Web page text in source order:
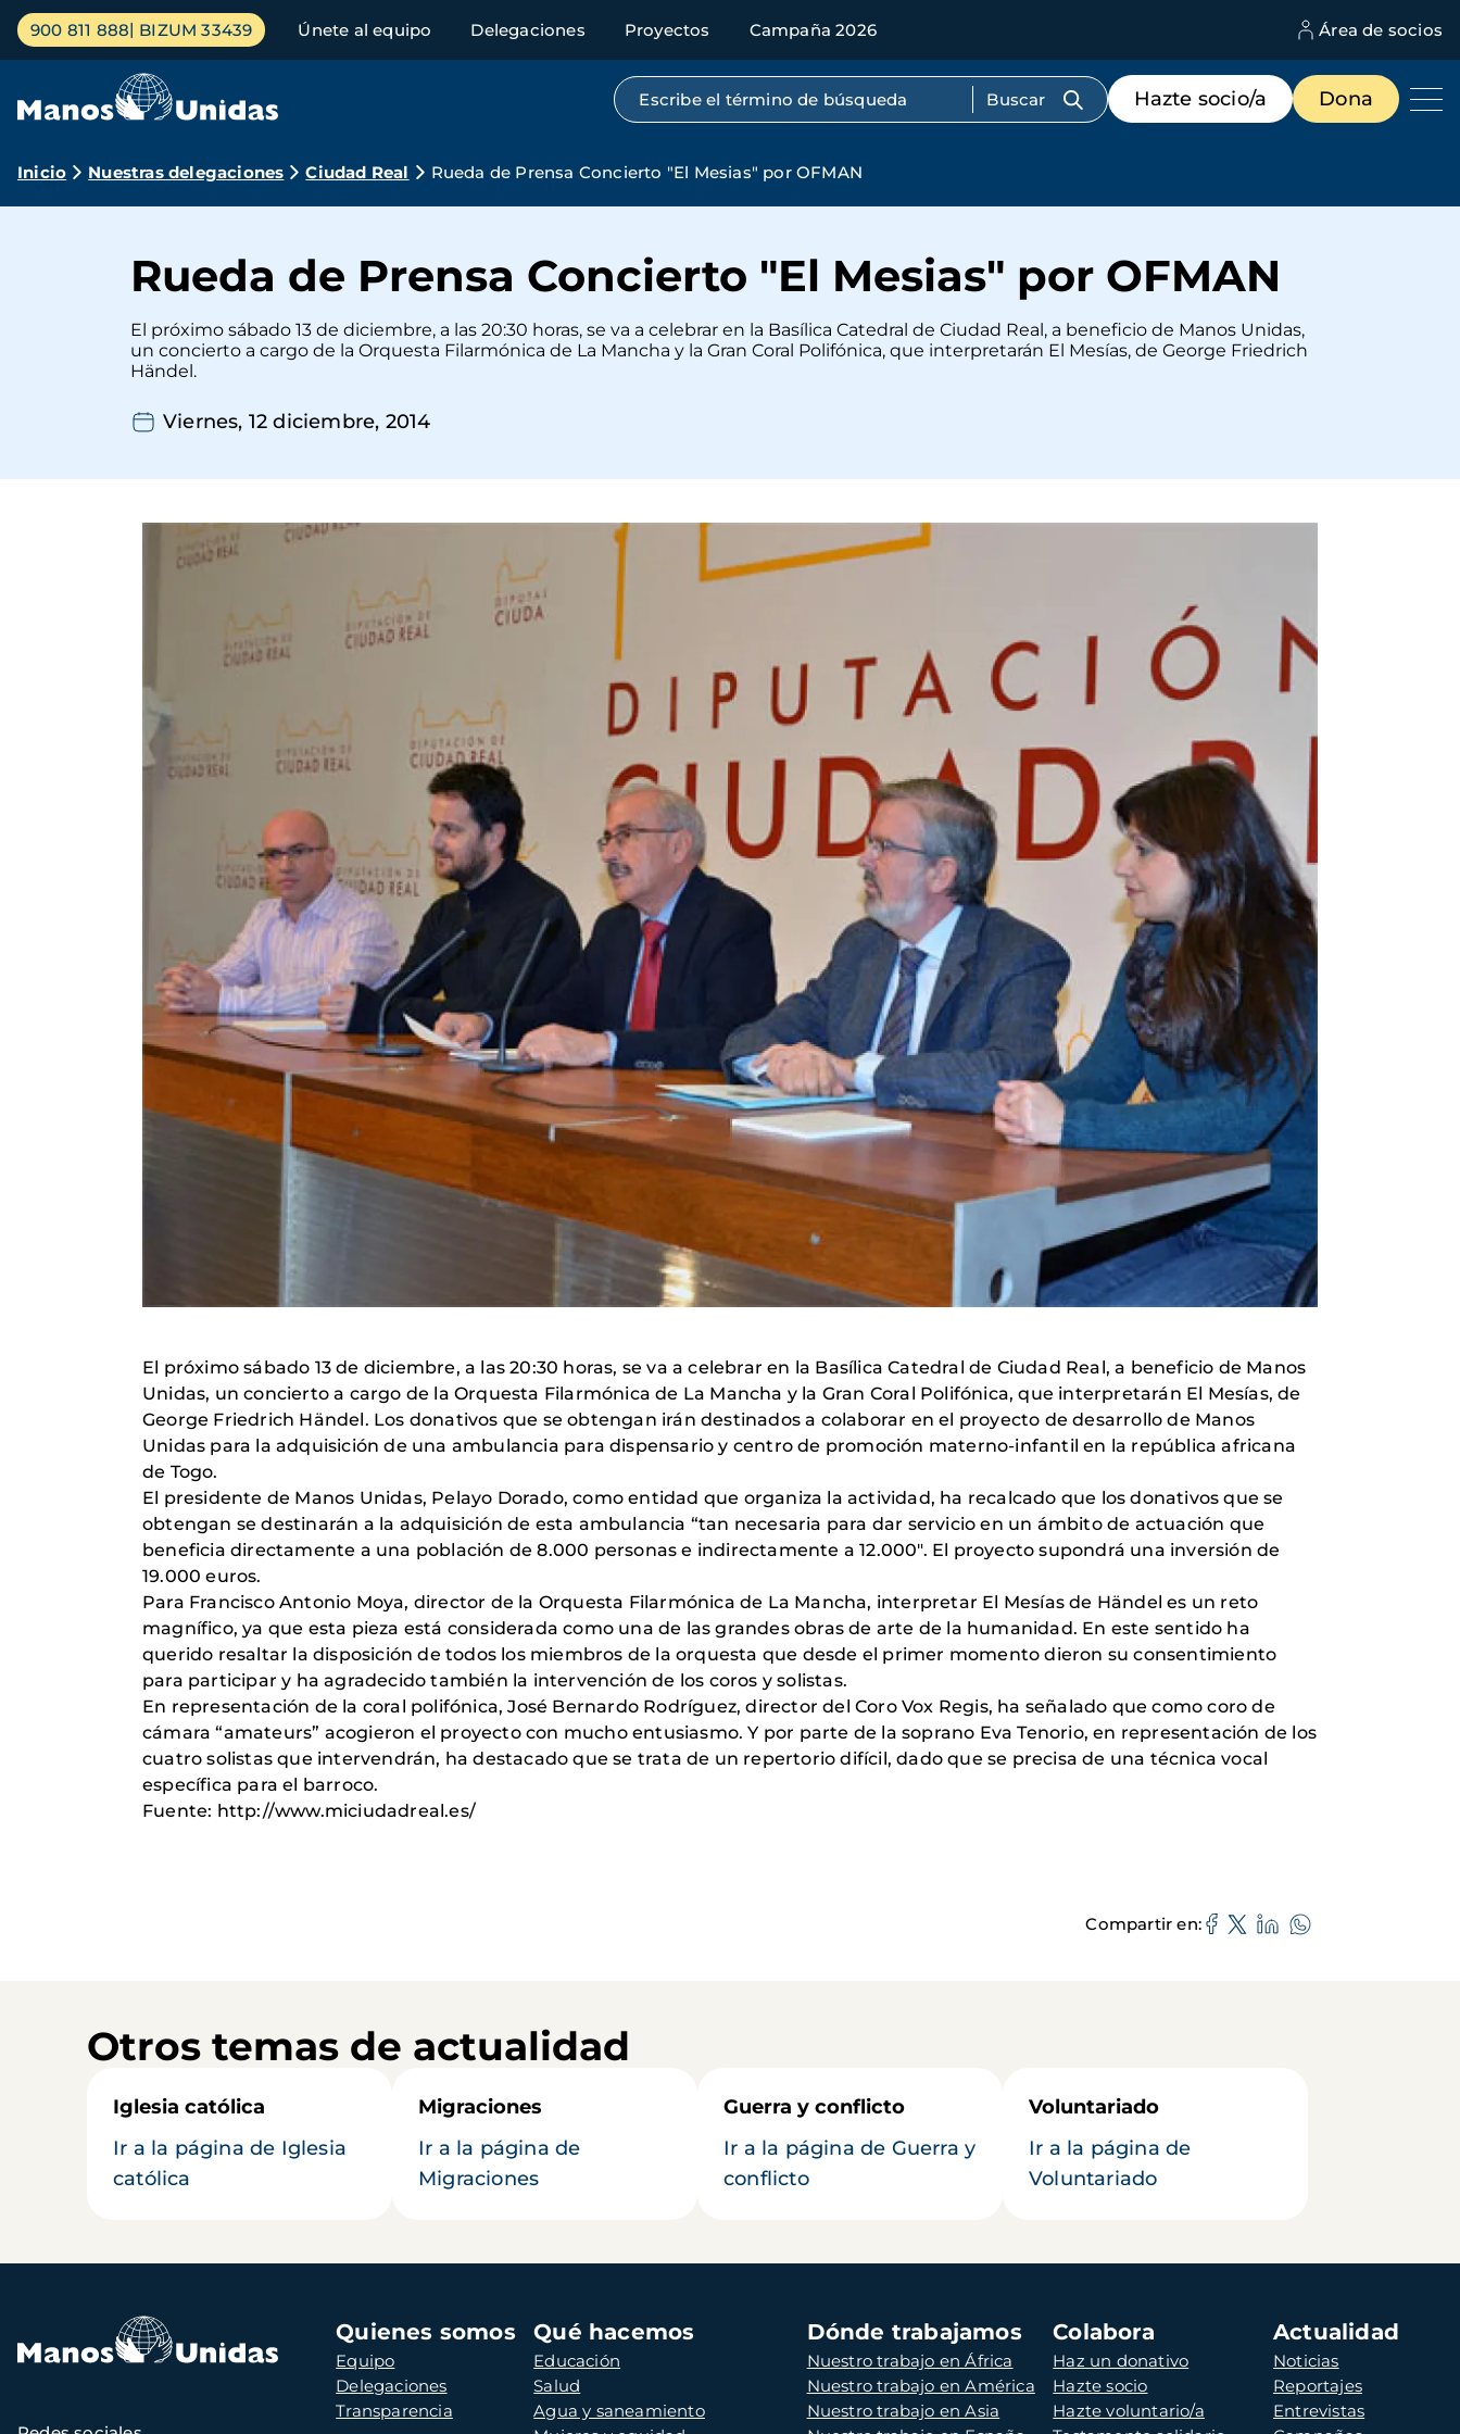
Pasar
contenido
Menú
principal
900 811 888 BIZUM 33439 Únete al equipo Delegaciones Proyectos Campaña 2026 Área de socios
Búsqueda por texto completo
Menú
de
destacados
Hazte socio/a Dona
Ruta
navegación
Inicio Nuestras delegaciones Ciudad Real Rueda de Prensa Concierto "El Mesias" por OFMAN
Rueda de Prensa Concierto "El Mesias" por OFMAN
El próximo sábado 13 de diciembre, a las 20:30 horas, se va a celebrar en la Basílica Catedral de Ciudad Real, a beneficio de Manos Unidas,
un concierto a cargo de la Orquesta Filarmónica de La Mancha y la Gran Coral Polifónica, que interpretarán El Mesías, de George Friedrich
Händel.
Viernes, 12 diciembre, 2014
El próximo sábado 13 de diciembre, a las 20:30 horas, se va a celebrar en la Basílica Catedral de Ciudad Real, a beneficio de Manos
Unidas, un concierto a cargo de la Orquesta Filarmónica de La Mancha y la Gran Coral Polifónica, que interpretarán El Mesías, de
George Friedrich Händel. Los donativos que se obtengan irán destinados a colaborar en el proyecto de desarrollo de Manos
Unidas para la adquisición de una ambulancia para dispensario y centro de promoción materno-infantil en la república africana
de Togo.
El presidente de Manos Unidas, Pelayo Dorado, como entidad que organiza la actividad, ha recalcado que los donativos que se
obtengan se destinarán a la adquisición de esta ambulancia “tan necesaria para dar servicio en un ámbito de actuación que
beneficia directamente a una población de 8.000 personas e indirectamente a 12.000″. El proyecto supondrá una inversión de
19.000 euros.
Para Francisco Antonio Moya, director de la Orquesta Filarmónica de La Mancha, interpretar El Mesías de Händel es un reto
magnífico, ya que esta pieza está considerada como una de las grandes obras de arte de la humanidad. En este sentido ha
querido resaltar la disposición de todos los miembros de la orquesta que desde el primer momento dieron su consentimiento
para participar y ha agradecido también la intervención de los coros y solistas.
En representación de la coral polifónica, José Bernardo Rodríguez, director del Coro Vox Regis, ha señalado que como coro de
cámara “amateurs” acogieron el proyecto con mucho entusiasmo. Y por parte de la soprano Eva Tenorio, en representación de los
cuatro solistas que intervendrán, ha destacado que se trata de un repertorio difícil, dado que se precisa de una técnica vocal
específica para el barroco.
Fuente: http://www.miciudadreal.es/
Compartir en
Otros temas de actualidad
Iglesia católica
Ir a la página de Iglesia
católica
Migraciones
Ir a la página de
Migraciones
Guerra y conflicto
Ir a la página de Guerra y
conflicto
Voluntariado
Ir a la página de
Voluntariado
Navegación
principal
Quienes somos
Equipo
Delegaciones
Transparencia
Qué hacemos
Educación
Salud
Agua y saneamiento
Dónde trabajamos
Nuestro trabajo en África
Nuestro trabajo en América
Nuestro trabajo en Asia
Colabora
Haz un donativo
Hazte socio
Hazte voluntario/a
Actualidad
Noticias
Reportajes
Entrevistas